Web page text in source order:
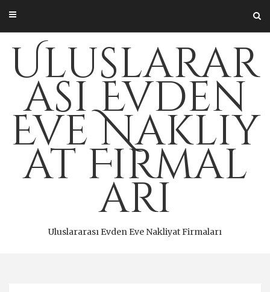
content
Uluslarar
ası Evden
Eve Nakliy
at Firmal
arı
Uluslararası Evden Eve Nakliyat Firmaları